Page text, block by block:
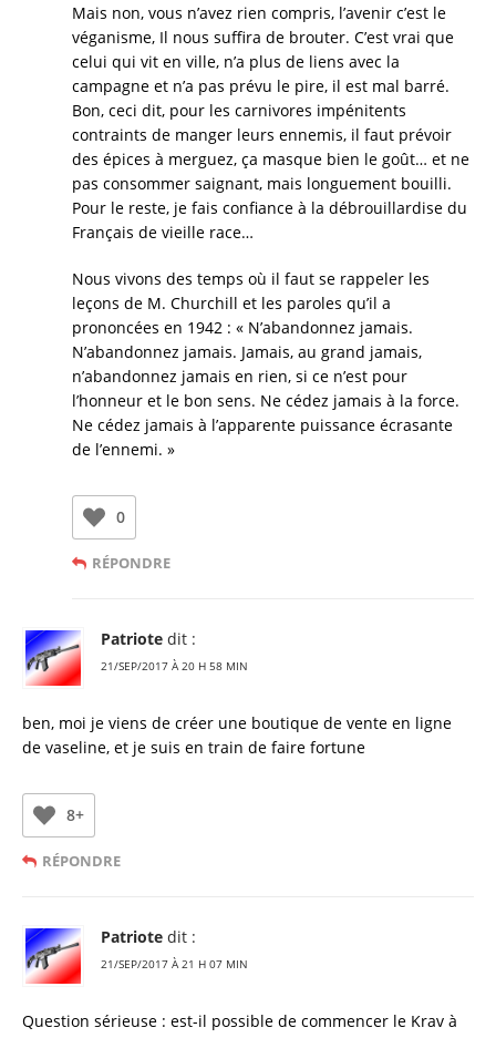
Mais non, vous n’avez rien compris, l’avenir c’est le
véganisme, Il nous suffira de brouter. C’est vrai que
celui qui vit en ville, n’a plus de liens avec la
campagne et n’a pas prévu le pire, il est mal barré.
Bon, ceci dit, pour les carnivores impénitents
contraints de manger leurs ennemis, il faut prévoir
des épices à merguez, ça masque bien le goût… et ne
pas consommer saignant, mais longuement bouilli.
Pour le reste, je fais confiance à la débrouillardise du
Français de vieille race…
Nous vivons des temps où il faut se rappeler les
leçons de M. Churchill et les paroles qu’il a
prononcées en 1942 : « N’abandonnez jamais.
N’abandonnez jamais. Jamais, au grand jamais,
n’abandonnez jamais en rien, si ce n’est pour
l’honneur et le bon sens. Ne cédez jamais à la force.
Ne cédez jamais à l’apparente puissance écrasante
de l’ennemi. »
0
RÉPONDRE
Patriote dit :
21/SEP/2017 À 20 H 58 MIN
ben, moi je viens de créer une boutique de vente en ligne
de vaseline, et je suis en train de faire fortune
8+
RÉPONDRE
Patriote dit :
21/SEP/2017 À 21 H 07 MIN
Question sérieuse : est-il possible de commencer le Krav à